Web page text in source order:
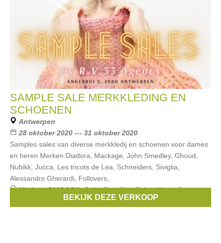
SAMPLE SALE MERKKLEDING EN
SCHOENEN
Antwerpen
28 oktober 2020 --- 31 oktober 2020
Samples sales van diverse merkkledij en schoenen voor dames
en heren Merken:Diadora, Mackage, John Smedley, Ghoud,
Nubikk, Jucca, Les tricots de Lea, Schneiders, Siviglia,
Alessandro Gherardi, Follovers,
Merken:DIADORA,John Smedley,Schneiders,Jucca,
BEKIJK DEZE VERKOOP